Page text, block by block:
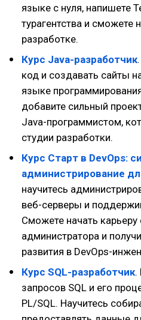
языке с нуля, напишете
турагентства и сможете
разработке.
Курс Java-разработчик
код и создавать сайты
языке
добавите сильный
Java-программистом,
студии разработки.
Курс Старт в DevOps:
администрирова­ние
научитесь
веб-серверы и
Сможете начать карьеру
администратора и
развития в DevOps-
Курс SQL-разработчик.
запросов SQL и его
PL/SQL. Научитесь